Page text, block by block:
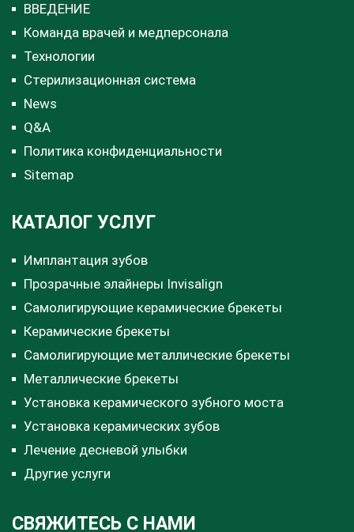
ВВЕДЕНИЕ
Команда врачей и медперсонала
Технологии
Стерилизационная система
News
Q&A
Политика конфиденциальности
Sitemap
КАТАЛОГ УСЛУГ
Имплантация зубов
Прозрачные элайнеры Invisalign
Самолигирующие керамические брекеты
Керамические брекеты
Самолигирующие металлические брекеты
Металлические брекеты
Установка керамического зубного моста
Установка керамических зубов
Лечение десневой улыбки
Другие услуги
СВЯЖИТЕСЬ С НАМИ